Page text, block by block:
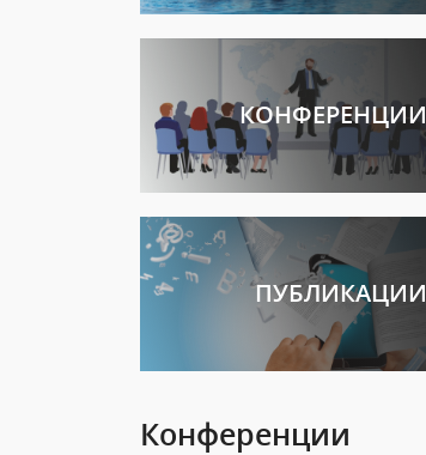
КОНФЕРЕНЦИИ
ПУБЛИКАЦИИ
Конференции